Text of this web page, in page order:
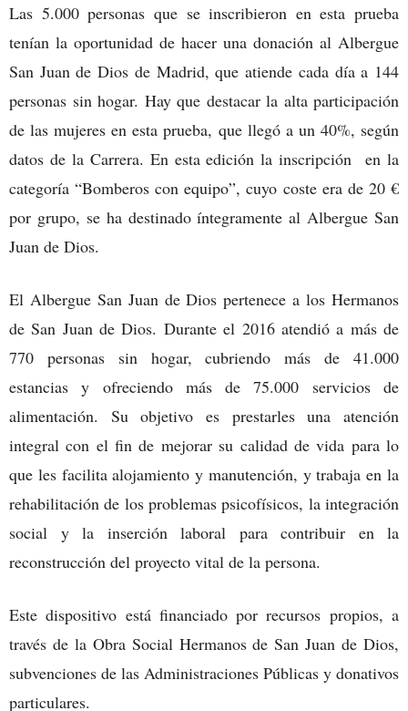
Las 5.000 personas que se inscribieron en esta prueba
tenían la oportunidad de hacer una donación al Albergue
San Juan de Dios de Madrid, que atiende cada día a 144
personas sin hogar. Hay que destacar la alta participación
de las mujeres en esta prueba, que llegó a un 40%, según
datos de la Carrera. En esta edición la inscripción en la
categoría “Bomberos con equipo”, cuyo coste era de 20 €
por grupo, se ha destinado íntegramente al Albergue San
Juan de Dios.
El Albergue San Juan de Dios pertenece a los Hermanos
de San Juan de Dios. Durante el 2016 atendió a más de
770 personas sin hogar, cubriendo más de 41.000
estancias y ofreciendo más de 75.000 servicios de
alimentación. Su objetivo es prestarles una atención
integral con el fin de mejorar su calidad de vida para lo
que les facilita alojamiento y manutención, y trabaja en la
rehabilitación de los problemas psicofísicos, la integración
social y la inserción laboral para contribuir en la
reconstrucción del proyecto vital de la persona.
Este dispositivo está financiado por recursos propios, a
través de la Obra Social Hermanos de San Juan de Dios,
subvenciones de las Administraciones Públicas y donativos
particulares.